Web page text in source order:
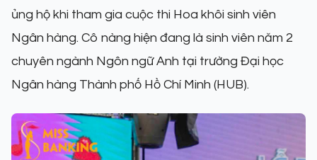
ủng hộ khi tham gia cuộc thi Hoa khôi sinh viên
Ngân hàng. Cô nàng hiện đang là sinh viên năm 2
chuyên ngành Ngôn ngữ Anh tại trường Đại học
Ngân hàng Thành phố Hồ Chí Minh (HUB).